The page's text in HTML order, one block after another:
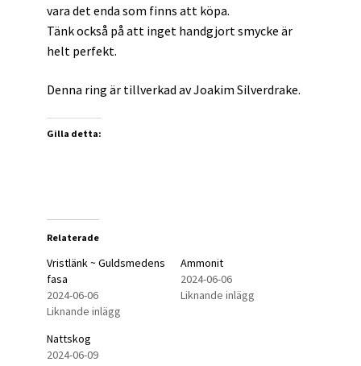
vara det enda som finns att köpa.
Tänk också på att inget handgjort smycke är
helt perfekt.
Denna ring är tillverkad av Joakim Silverdrake.
Gilla detta:
Relaterade
Vristlänk ~ Guldsmedens
fasa
2024-06-06
Liknande inlägg
Ammonit
2024-06-06
Liknande inlägg
Nattskog
2024-06-09